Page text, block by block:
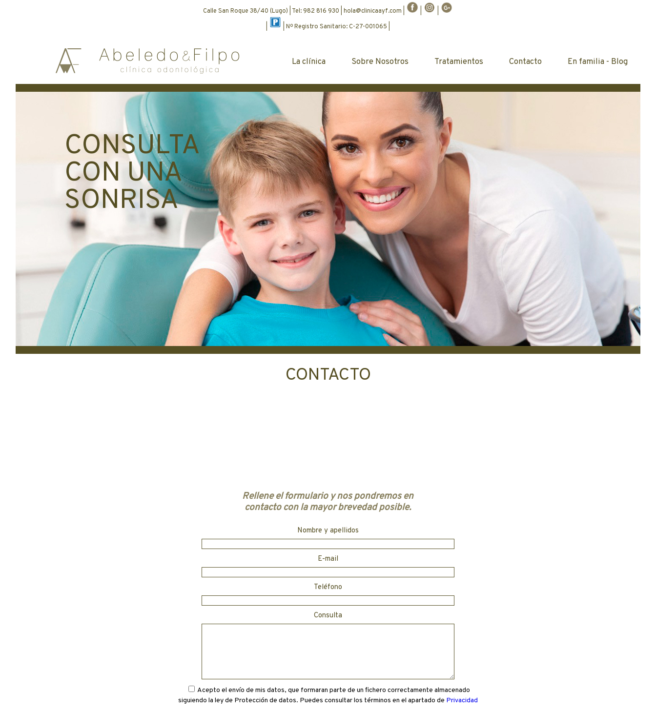
Calle San Roque 38/40 (Lugo) | Tel: 982 816 930 | hola@clinicaayf.com
| Nº Registro Sanitario: C-27-001065 |
La clínica Sobre Nosotros Tratamientos Contacto En familia - Blog
CONSULTA
CON UNA
SONRISA
CONTACTO
Rellene el formulario y nos pondremos en
contacto con la mayor brevedad posible.
Nombre y apellidos
E-mail
Teléfono
Consulta
Acepto el envío de mis datos, que formaran parte de un fichero correctamente almacenado
siguiendo la ley de Protección de datos. Puedes consultar los términos en el apartado de Privacidad